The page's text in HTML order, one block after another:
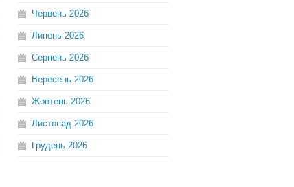
Червень 2026
Липень 2026
Серпень 2026
Вересень 2026
Жовтень 2026
Листопад 2026
Грудень 2026